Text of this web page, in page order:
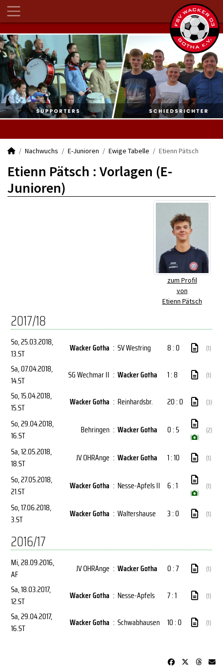
Nachwuchs E-Junioren Ewige Tabelle Etienn Pätsch
Etienn Pätsch : Vorlagen (E-
Junioren)
zum Profil
von
Etienn Pätsch
2017/18
So, 25.03.2018,
13.ST
Wacker Gotha : SV Westring 8 : 0 (1)
Sa, 07.04.2018,
14.ST
SG Wechmar II : Wacker Gotha 1 : 8 (1)
So, 15.04.2018,
15.ST
Wacker Gotha : Reinhardsbr. 20 : 0 (3)
So, 29.04.2018,
16.ST
Behringen : Wacker Gotha 0 : 5
( )
(2)
Sa, 12.05.2018,
18.ST
JV OHRAnge : Wacker Gotha 1 : 10 (1)
So, 27.05.2018,
21.ST
Wacker Gotha : Nesse-Apfels II 6 : 1
( )
(1)
So, 17.06.2018,
3.ST
Wacker Gotha : Waltershause 3 : 0 (1)
2016/17
Mi, 28.09.2016,
AF
JV OHRAnge : Wacker Gotha 0 : 7 (1)
Sa, 18.03.2017,
12.ST
Wacker Gotha : Nesse-Apfels 7 : 1 (1)
Sa, 29.04.2017,
16.ST
Wacker Gotha : Schwabhausen 10 : 0 (1)